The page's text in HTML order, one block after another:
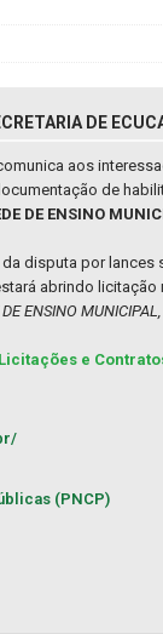
DE
aos
de
DE ENSINO
disputa por
abrindo
ENSINO
e
(PNCP)